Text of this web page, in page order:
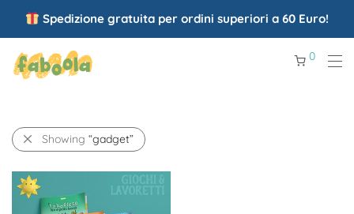
Spedizione gratuita per ordini superiori a 60 Euro!
0
Showing “gadget”